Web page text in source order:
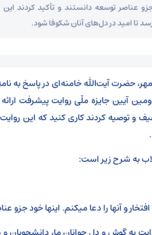
عناصر توسعه دانستند و تأکید کردند این
تا امید در دل‌های آنان شکوفا شود.
حضرت آیت‌الله خامنه‌ای در پاسخ به
آیین جایزه ملّی روایت پیشرفت
و توصیه کردند کاری کنید که این
به شرح زیر است:
و آنها را دعا میکنم. اینها خود جزو